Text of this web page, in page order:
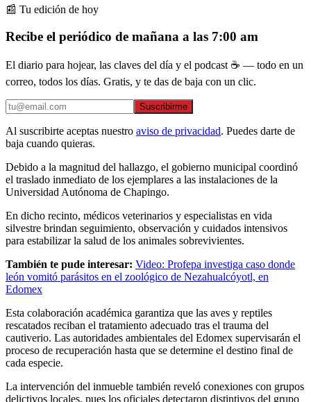
📰 Tu edición de hoy
Recibe el periódico de mañana a las 7:00 am
El diario para hojear, las claves del día y el podcast ☕ — todo en un
correo, todos los días. Gratis, y te das de baja con un clic.
Suscribirme
Al suscribirte aceptas nuestro aviso de privacidad. Puedes darte de
baja cuando quieras.
Debido a la magnitud del hallazgo, el gobierno municipal coordinó
el traslado inmediato de los ejemplares a las instalaciones de la
Universidad Autónoma de Chapingo.
En dicho recinto, médicos veterinarios y especialistas en vida
silvestre brindan seguimiento, observación y cuidados intensivos
para estabilizar la salud de los animales sobrevivientes.
También te pude interesar: Video: Profepa investiga caso donde
león vomitó parásitos en el zoológico de Nezahualcóyotl, en
Edomex
Esta colaboración académica garantiza que las aves y reptiles
rescatados reciban el tratamiento adecuado tras el trauma del
cautiverio. Las autoridades ambientales del Edomex supervisarán el
proceso de recuperación hasta que se determine el destino final de
cada especie.
La intervención del inmueble también reveló conexiones con grupos
delictivos locales, pues los oficiales detectaron distintivos del grupo